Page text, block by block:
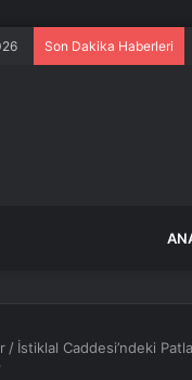
Son Dakika Haberleri
/ İstiklal Caddesi’ndeki